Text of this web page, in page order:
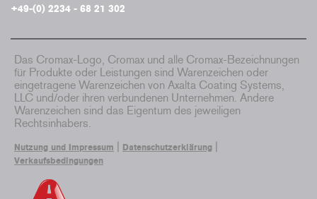
+49-(0) 2234 - 68 21 302
Das Cromax-Logo, Cromax und alle Cromax-Bezeichnungen
für Produkte oder Leistungen sind Warenzeichen oder
eingetragene Warenzeichen von Axalta Coating Systems,
LLC und/oder ihren verbundenen Unternehmen. Andere
Warenzeichen sind das Eigentum des jeweiligen
Rechtsinhabers.
Nutzung und Impressum Datenschutzerklärung
Verkaufsbedingungen